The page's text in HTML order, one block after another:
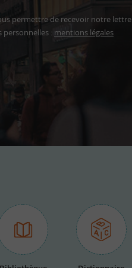
permettre de recevoir notre lettre
: mentions légales